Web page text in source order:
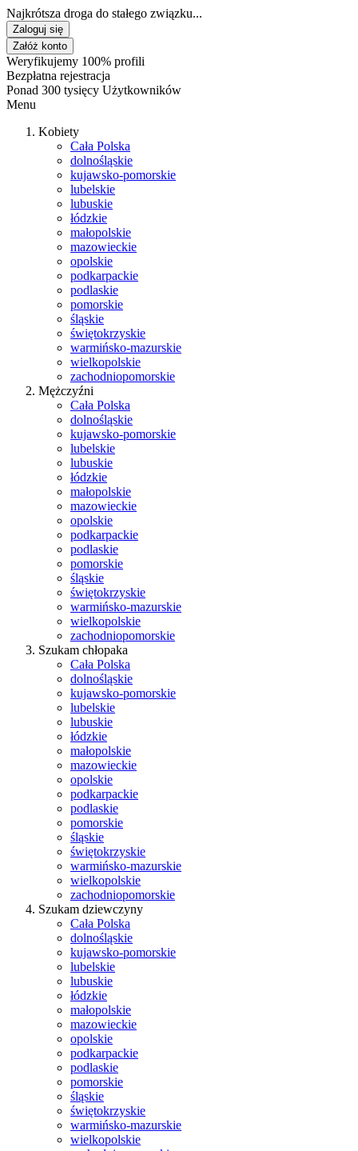
Najkrótsza droga do stałego związku...
Zaloguj się
Załóż konto
Weryfikujemy 100% profili
Bezpłatna rejestracja
Ponad 300 tysięcy Użytkowników
Menu
Kobiety
Cała Polska
dolnośląskie
kujawsko-pomorskie
lubelskie
lubuskie
łódzkie
małopolskie
mazowieckie
opolskie
podkarpackie
podlaskie
pomorskie
śląskie
świętokrzyskie
warmińsko-mazurskie
wielkopolskie
zachodniopomorskie
Mężczyźni
Cała Polska
dolnośląskie
kujawsko-pomorskie
lubelskie
lubuskie
łódzkie
małopolskie
mazowieckie
opolskie
podkarpackie
podlaskie
pomorskie
śląskie
świętokrzyskie
warmińsko-mazurskie
wielkopolskie
zachodniopomorskie
Szukam chłopaka
Cała Polska
dolnośląskie
kujawsko-pomorskie
lubelskie
lubuskie
łódzkie
małopolskie
mazowieckie
opolskie
podkarpackie
podlaskie
pomorskie
śląskie
świętokrzyskie
warmińsko-mazurskie
wielkopolskie
zachodniopomorskie
Szukam dziewczyny
Cała Polska
dolnośląskie
kujawsko-pomorskie
lubelskie
lubuskie
łódzkie
małopolskie
mazowieckie
opolskie
podkarpackie
podlaskie
pomorskie
śląskie
świętokrzyskie
warmińsko-mazurskie
wielkopolskie